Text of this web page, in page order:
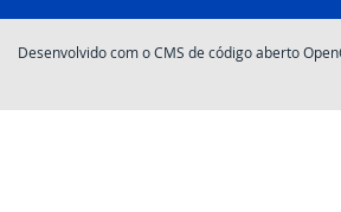
Desenvolvido com o CMS de código aberto